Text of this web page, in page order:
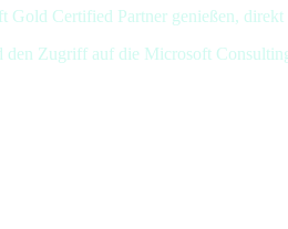
Certified Partner genießen,
den Zugriff auf die Microsoft